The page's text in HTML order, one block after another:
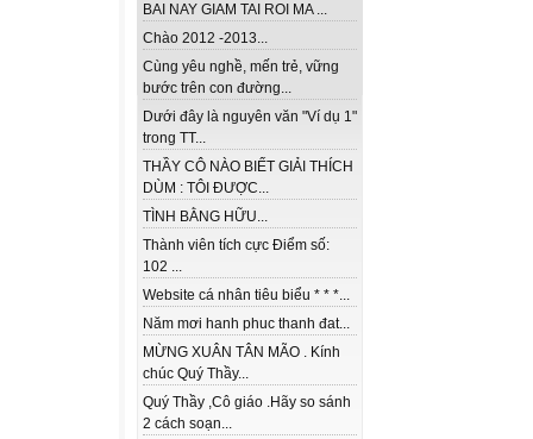
BAI NAY GIAM TAI ROI MA ...
Chào 2012 -2013...
Cùng yêu nghề, mến trẻ, vững
bước trên con đường...
Dưới đây là nguyên văn "Ví dụ 1"
trong TT...
THẦY CÔ NÀO BIẾT GIẢI THÍCH
DÙM : TÔI ĐƯỢC...
TÌNH BẰNG HỮU...
Thành viên tích cực Điểm số:
102 ...
Website cá nhân tiêu biểu * * *...
Năm mơi hanh phuc thanh đat...
MỪNG XUÂN TÂN MÃO . Kính
chúc Quý Thầy...
Quý Thầy ,Cô giáo .Hãy so sánh
2 cách soạn...